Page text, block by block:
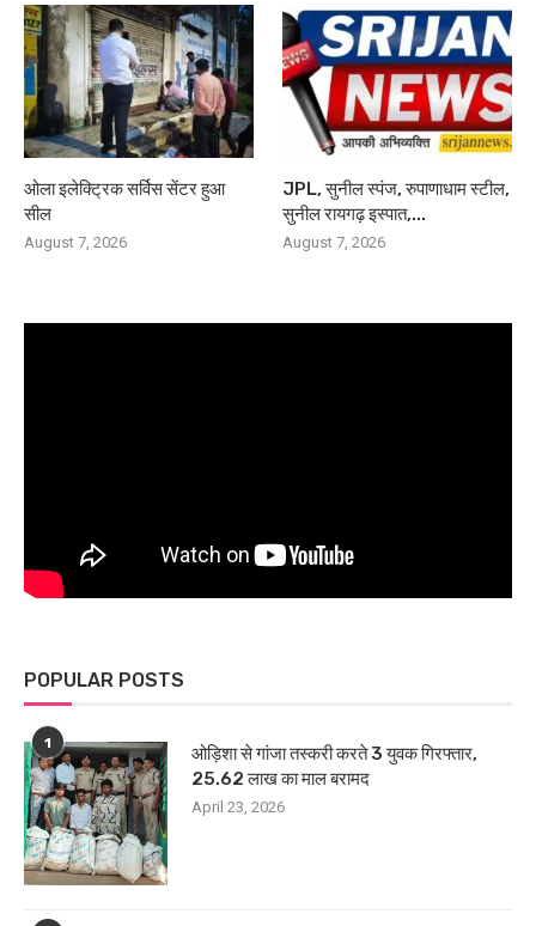
ओला इलेक्ट्रिक सर्विस सेंटर हुआ
सील
August 7, 2026
JPL, सुनील स्पंज, रुपाणाधाम स्टील,
सुनील रायगढ़ इस्पात,...
August 7, 2026
POPULAR POSTS
1
ओड़िशा से गांजा तस्करी करते 3 युवक गिरफ्तार,
25.62 लाख का माल बरामद
April 23, 2026